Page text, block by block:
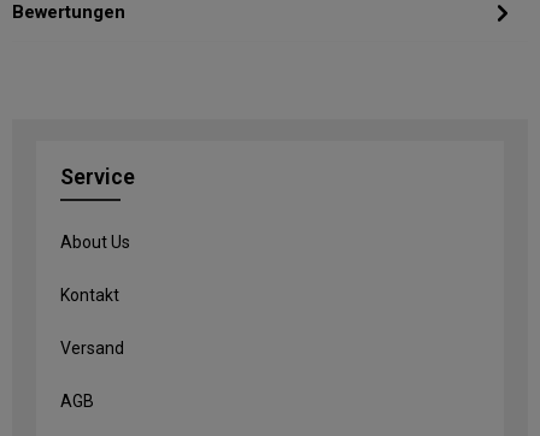
Bewertungen
Service
About Us
Kontakt
Versand
AGB